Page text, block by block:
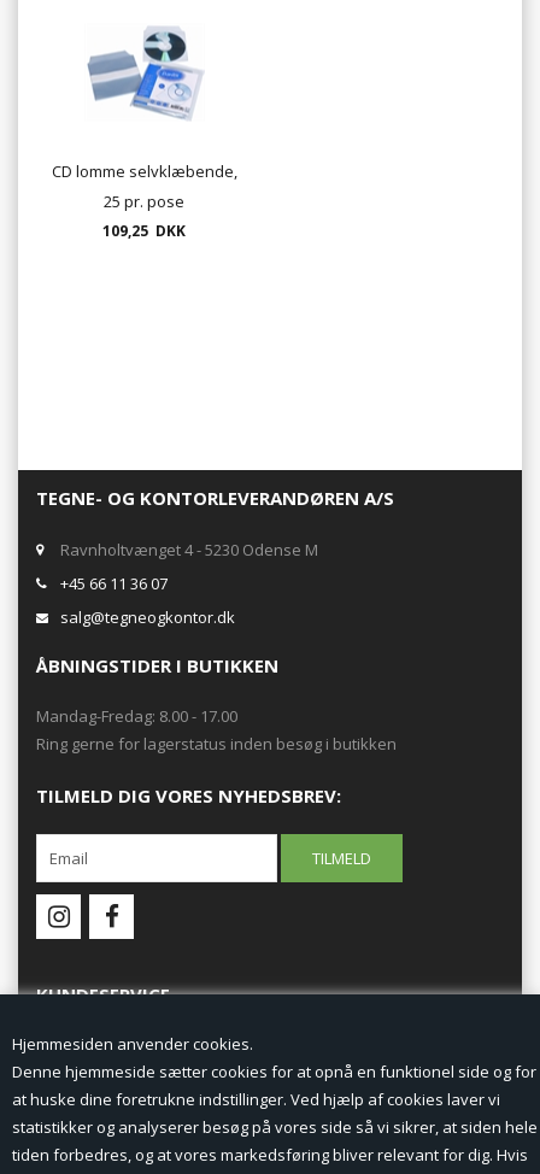
Hjemmesiden anvender cookies.
Denne hjemmeside sætter cookies for at opnå en funktionel side og for
at huske dine foretrukne indstillinger. Ved hjælp af cookies laver vi
statistikker og analyserer besøg på vores side så vi sikrer, at siden hele
tiden forbedres, og at vores markedsføring bliver relevant for dig. Hvis
CD lomme selvklæbende,
25 pr. pose
109,25 DKK
TEGNE- OG KONTORLEVERANDØREN A/S
Ravnholtvænget 4 - 5230 Odense M
+45 66 11 36 07
salg@tegneogkontor.dk
ÅBNINGSTIDER I BUTIKKEN
Mandag-Fredag: 8.00 - 17.00
Ring gerne for lagerstatus inden besøg i butikken
TILMELD DIG VORES NYHEDSBREV:
KUNDESERVICE
Forside
Min Konto
Nyheder